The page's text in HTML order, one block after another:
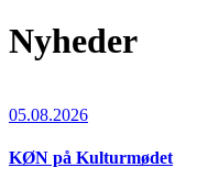
Nyheder
05.08.2026
KØN på Kulturmødet